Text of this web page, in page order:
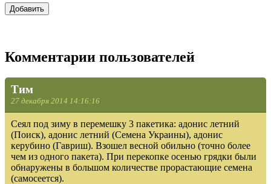
Комментарии пользователей
Тим
27 декабря 2014 14:16:16
Сеял под зиму в перемешку 3 пакетика: адонис летний
(Поиск), адонис летний (Семена Украины), адонис
керубино (Гавриш). Взошел весной обильно (точно более
чем из одного пакета). При перекопке осенью грядки были
обнаружены в большом количестве прорастающие семена
(самосеется).